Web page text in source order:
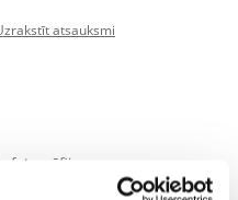
atsauksmi
fotogrāfijas